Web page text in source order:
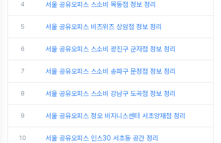
4 서울 공유오피스 스소비 목동점 정보 정리
5 서울 공유오피스 비즈위즈 상암점 정보 정리
6 서울 공유오피스 스소비 광진구 군자점 정보 정리
7 서울 공유오피스 스소비 송파구 문정점 정보 정리
8 서울 공유오피스 스소비 강남구 도곡점 정보 정리
9 서울 공유오피스 정오 비지니스센터 서초양재점 정리
10 서울 공유오피스 인스30 서초동 공간 정리